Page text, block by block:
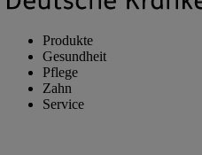
Produkte
Gesundheit
Pflege
Zahn
Service